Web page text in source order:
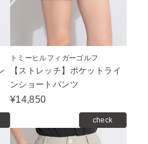
トミーヒルフィガーゴルフ
【ストレッチ】ポケットライ
ンショートパンツ
¥14,850
check